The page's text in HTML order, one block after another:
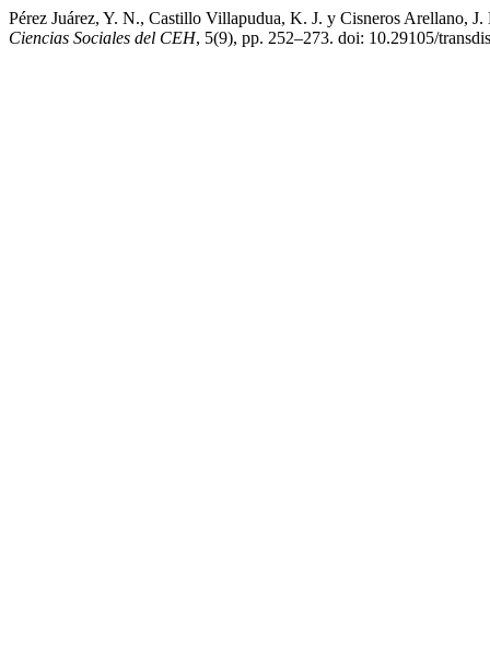
Pérez Juárez, Y. N., Castillo Villapudua, K. J. y Cisneros Arellano,
Ciencias Sociales del CEH, 5(9), pp. 252–273. doi: 10.29105/